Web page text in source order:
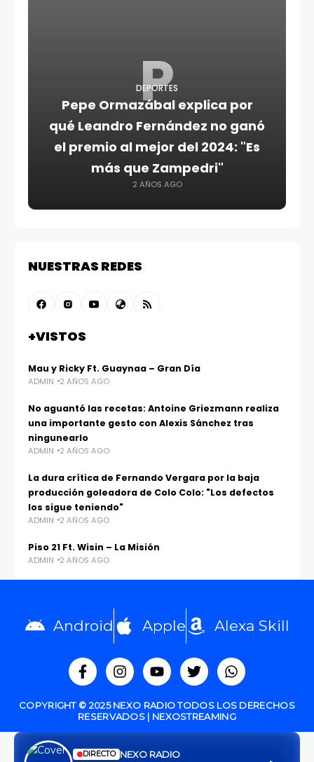
P
DEPORTES
Pepe Ormazábal explica por
qué Leandro Fernández no ganó
el premio al mejor del 2024: "Es
más que Zampedri"
2 AÑOS AGO
NUESTRAS REDES
+VISTOS
Mau y Ricky Ft. Guaynaa – Gran Día
ADMIN 2 AÑOS AGO
No aguantó las recetas: Antoine Griezmann realiza
una importante gesto con Alexis Sánchez tras
ningunearlo
ADMIN 2 AÑOS AGO
La dura crítica de Fernando Vergara por la baja
producción goleadora de Colo Colo: "Los defectos
los sigue teniendo"
ADMIN 2 AÑOS AGO
Piso 21 Ft. Wisin – La Misión
ADMIN 2 AÑOS AGO
Android Apple Alexa Skill
COPYRIGHT © 2025 NEXO RADIO TODOS LOS DERECHOS
RESERVADOS | NEXOSTREAMING
DIRECTO NEXO RADIO